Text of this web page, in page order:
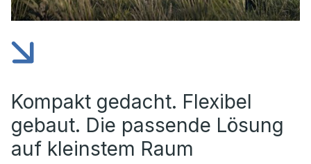
Kompakt gedacht. Flexibel
gebaut. Die passende Lösung
auf kleinstem Raum